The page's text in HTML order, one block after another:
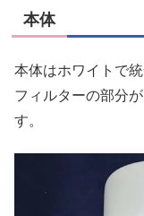
本体
本体はホワイトで
フィルターの部分
す。